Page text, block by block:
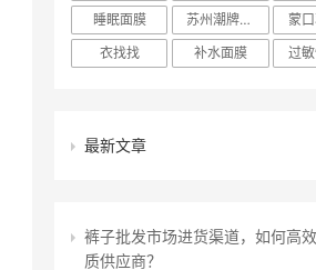
睡眠面膜
苏州潮牌货源
蒙
衣找找
补水面膜 过
最新文章
裤子批发市场进货渠道，如何高
质供应商？